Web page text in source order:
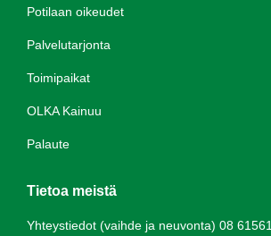
Potilaan oikeudet
Palvelutarjonta
Toimipaikat
OLKA Kainuu
Palaute
Tietoa meistä
Yhteystiedot (vaihde ja neuvonta) 08 61561